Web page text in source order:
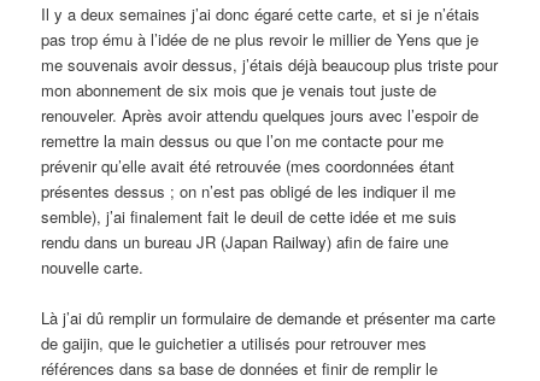
Il y a deux semaines j’ai donc égaré cette carte, et si je n’étais
pas trop ému à l’idée de ne plus revoir le millier de Yens que je
me souvenais avoir dessus, j’étais déjà beaucoup plus triste pour
mon abonnement de six mois que je venais tout juste de
renouveler. Après avoir attendu quelques jours avec l’espoir de
remettre la main dessus ou que l’on me contacte pour me
prévenir qu’elle avait été retrouvée (mes coordonnées étant
présentes dessus ; on n’est pas obligé de les indiquer il me
semble), j’ai finalement fait le deuil de cette idée et me suis
rendu dans un bureau JR (Japan Railway) afin de faire une
nouvelle carte.
Là j’ai dû remplir un formulaire de demande et présenter ma carte
de gaijin, que le guichetier a utilisés pour retrouver mes
références dans sa base de données et finir de remplir le